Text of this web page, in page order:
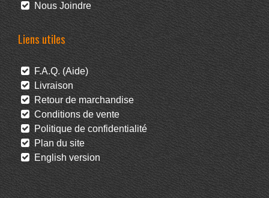
Nous Joindre
Liens utiles
F.A.Q. (Aide)
Livraison
Retour de marchandise
Conditions de vente
Politique de confidentialité
Plan du site
English version